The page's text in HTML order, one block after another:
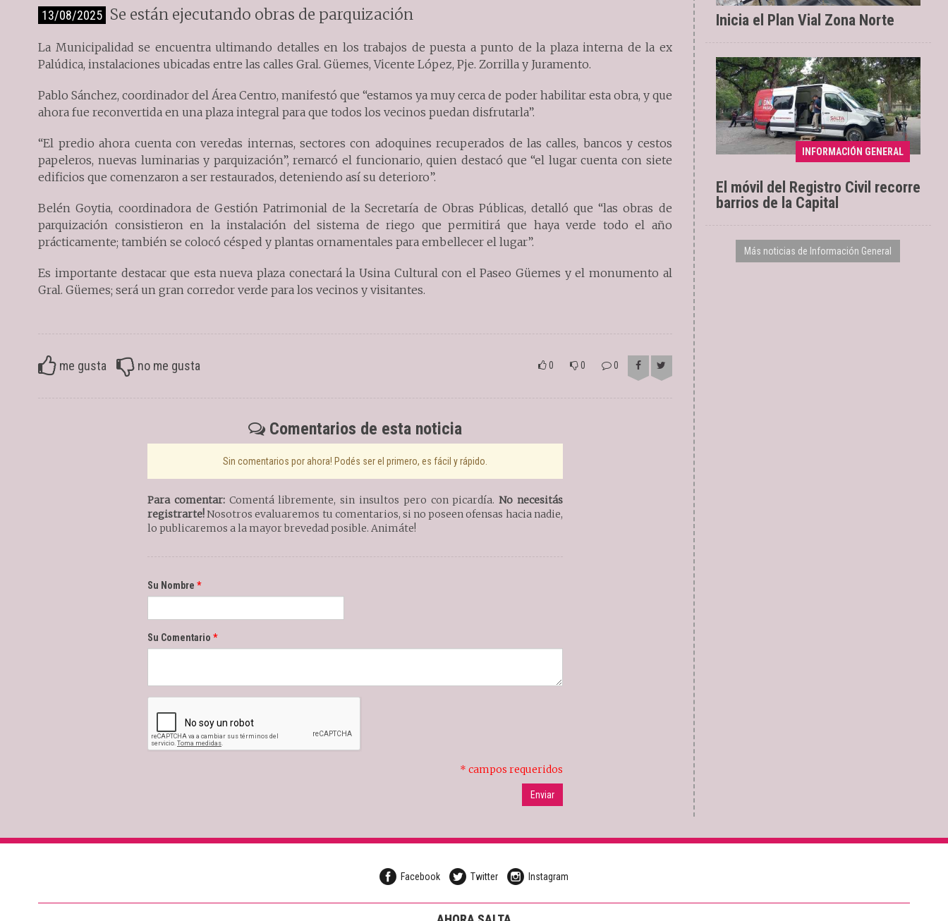
13/08/2025 Se están ejecutando obras de parquización
La Municipalidad se encuentra ultimando detalles en los trabajos de puesta a punto de la plaza interna de la ex
Palúdica, instalaciones ubicadas entre las calles Gral. Güemes, Vicente López, Pje. Zorrilla y Juramento.
Pablo Sánchez, coordinador del Área Centro, manifestó que “estamos ya muy cerca de poder habilitar esta obra, y que
ahora fue reconvertida en una plaza integral para que todos los vecinos puedan disfrutarla”.
“El predio ahora cuenta con veredas internas, sectores con adoquines recuperados de las calles, bancos y cestos
papeleros, nuevas luminarias y parquización”, remarcó el funcionario, quien destacó que “el lugar cuenta con siete
edificios que comenzaron a ser restaurados, deteniendo así su deterioro”.
Belén Goytia, coordinadora de Gestión Patrimonial de la Secretaría de Obras Públicas, detalló que “las obras de
parquización consistieron en la instalación del sistema de riego que permitirá que haya verde todo el año
prácticamente; también se colocó césped y plantas ornamentales para embellecer el lugar”.
Es importante destacar que esta nueva plaza conectará la Usina Cultural con el Paseo Güemes y el monumento al
Gral. Güemes; será un gran corredor verde para los vecinos y visitantes.
me gusta no me gusta 0 0 0
Comentarios de esta noticia
Sin comentarios por ahora! Podés ser el primero, es fácil y rápido.
Para comentar:Comentá libremente, sin insultos pero con picardía.No necesitás
registrarte!Nosotros evaluaremos tu comentarios, si no poseen ofensas hacia nadie,
lo publicaremos a la mayor brevedad posible. Animáte!
Su Nombre
Su Comentario
* campos requeridos
Inicia el Plan Vial Zona Norte
INFORMACIÓN GENERAL
El móvil del Registro Civil recorre
barrios de la Capital
04/08/2026 Se extenderá hasta el
sábado 8
Más noticias de Información General
Facebook Twitter Instagram